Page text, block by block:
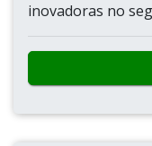
inovadoras no